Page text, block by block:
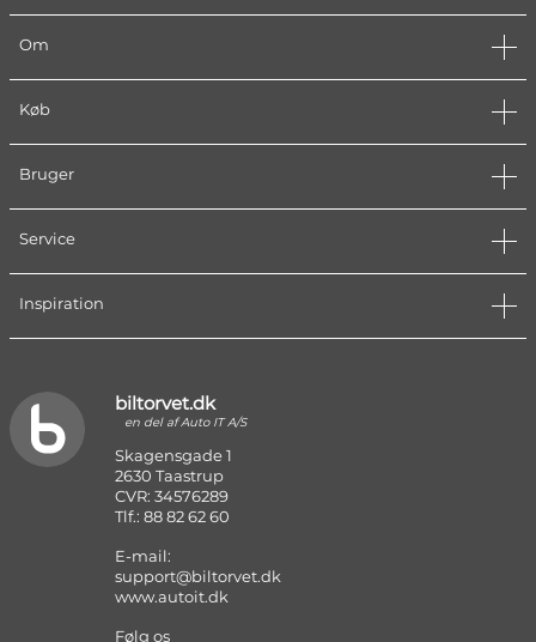
Om
Køb
Bruger
Service
Inspiration
biltorvet.dk
en del af Auto IT A/S
Skagensgade 1
2630 Taastrup
CVR: 34576289
Tlf.: 88 82 62 60
E-mail:
support@biltorvet.dk
www.autoit.dk
Følg os